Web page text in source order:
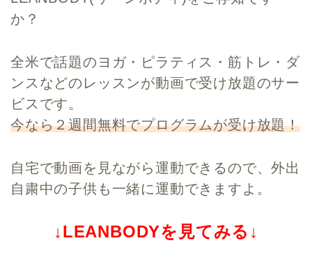
か？
全米で話題のヨガ・ピラティス・筋トレ・ダ
ンスなどのレッスンが動画で受け放題のサー
ビスです。
今なら２週間無料でプログラムが受け放題！
自宅で動画を見ながら運動できるので、外出
自粛中の子供も一緒に運動できますよ。
↓LEANBODYを見てみる↓